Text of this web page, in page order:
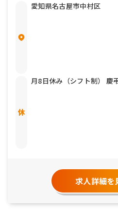
愛知県名古屋市中村区
月8日休み（シフト制） 慶
求人詳細を